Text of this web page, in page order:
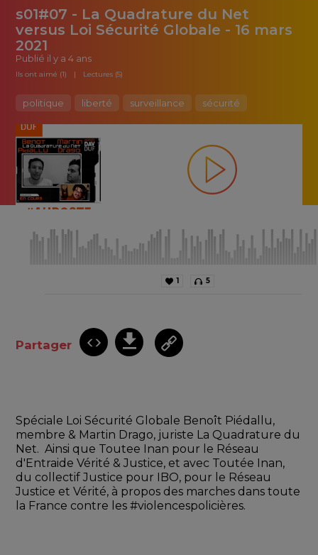
s01#07 - La Quadrature du Net
versus Loi Sécurité Globale - 16 mars
2021
Publié il y a 4 ans
Ils ont aimé (1) Lectures (5)
politique liberté surveillance sécurité
1 5
Partager
Spéciale Loi Sécurité Globale Benoît Piédallu,
membre & Martin Drago, juriste La Quadrature du
Net.  Ainsi que Toutee Inan pour le Réseau
d'Entraide Vérité & Justice, et avec Toutée Inan,
du collectif Justice pour IBO, pour le Réseau
Justice et Vérité, à propos des marches dans toute
la France contre les #violencespolicières.